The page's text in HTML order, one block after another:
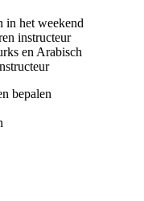
in het weekend
instructeur
en Arabisch
bepalen